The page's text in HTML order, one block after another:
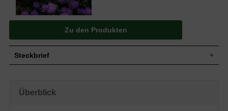
Zu den Produkten
Steckbrief
Überblick